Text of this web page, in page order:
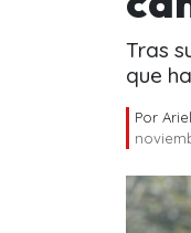
Tras
que
Por